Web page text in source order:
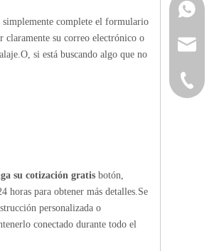
simplemente complete el formulario
claramente su correo electrónico o
si está buscando algo que no
su cotización gratis botón,
horas para obtener más detalles.Se
personalizada o
conectado durante todo el
+86-